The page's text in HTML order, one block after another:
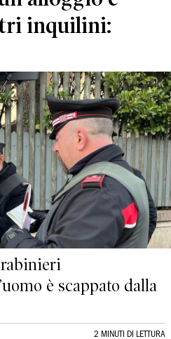
inquilini:
è scappato dalla
2 MINUTI DI LETTURA